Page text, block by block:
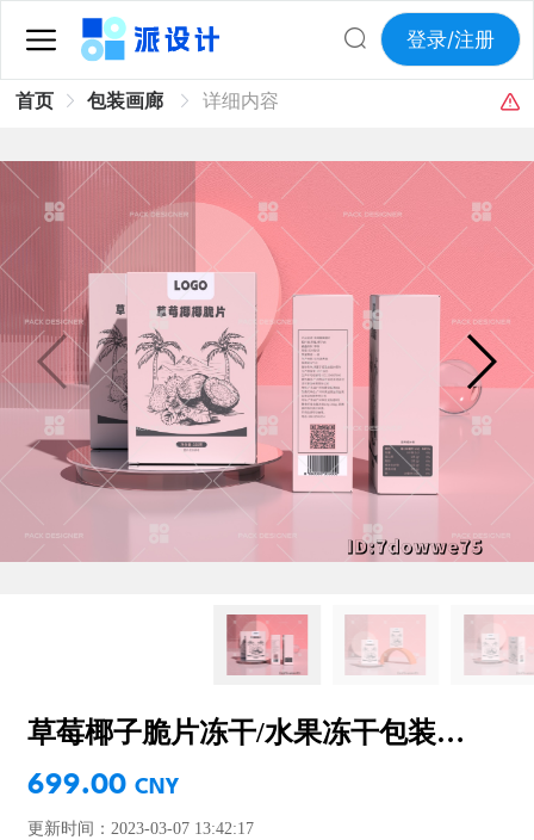
登录/注册
首页 包装画廊 详细内容
草莓椰子脆片冻干/水果冻干包装设计
699.00 CNY
更新时间：2023-03-07 13:42:17